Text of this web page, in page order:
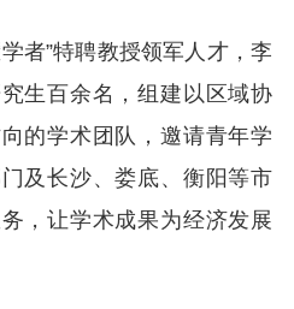
者”特聘教授领军人才，李
生百余名，组建以区域协
的学术团队，邀请青年学
及长沙、娄底、衡阳等市
，让学术成果为经济发展